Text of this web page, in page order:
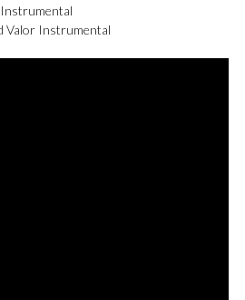
Valor Instrumental